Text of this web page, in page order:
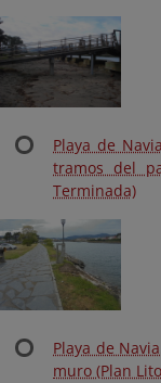
Playa de
tramos del
Terminada)
Playa de
muro (Plan